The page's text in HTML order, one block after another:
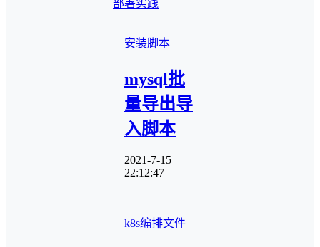
部署实践
安装脚本
mysql批
量导出导
入脚本
2021-7-15
22:12:47
k8s编排文件